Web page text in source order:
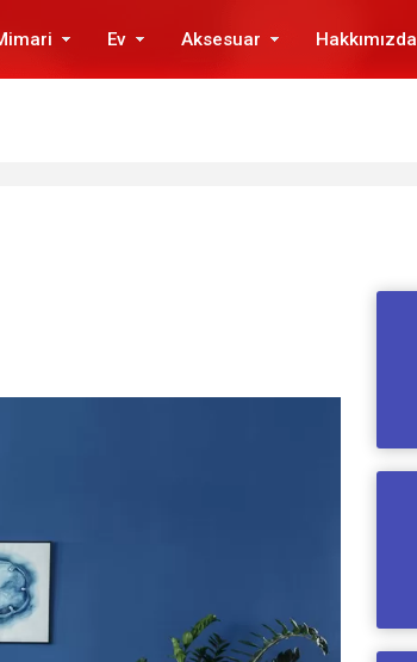
Ev Aksesuar Hakkımızda